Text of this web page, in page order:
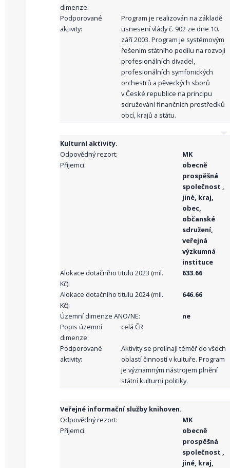
dimenze:
Podporované
aktivity:
Program je realizován na základě
usnesení vlády č. 902 ze dne 10.
září 2003. Program je systémovým
řešením státního podílu na rozvoji
profesionálních divadel,
profesionálních symfonických
orchestrů a pěveckých sborů
v České republice na principu
sdružování finančních prostředků
obcí, krajů a státu.
Kulturní aktivity.
Odpovědný rezort:
MK
Příjemci:
obecně
prospěšná
společnost ,
jiné, kraj,
obec,
občanské
sdružení,
veřejná
výzkumná
instituce
Alokace dotačního titulu 2023 (mil.
Kč):
633.66
Alokace dotačního titulu 2024 (mil.
Kč):
646.66
Územní dimenze ANO/NE:
ne
Popis územní
dimenze:
celá ČR
Podporované
aktivity:
Aktivity se prolínají téměř do všech
oblastí činností v kultuře. Program
je významným nástrojem plnění
státní kulturní politiky.
Veřejné informační služby knihoven.
Odpovědný rezort:
MK
Příjemci:
obecně
prospěšná
společnost ,
jiné, kraj,